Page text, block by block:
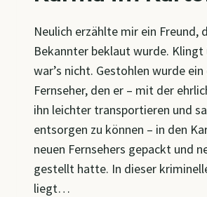
Neulich erzählte mir ein Freund,
Bekannter beklaut wurde. Klingt
war’s nicht. Gestohlen wurde
Fernseher, den er – mit der
ihn leichter transportieren und
entsorgen zu können – in den
neuen Fernsehers gepackt und
gestellt hatte. In dieser
liegt…